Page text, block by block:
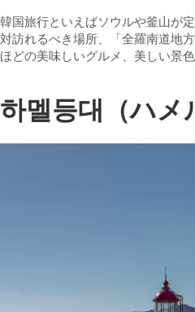
韓国旅行といえばソウルや釜山が
対訪れるべき場所、「全羅南道地
ほどの美味しいグルメ、美しい景
하멜등대（ハメ